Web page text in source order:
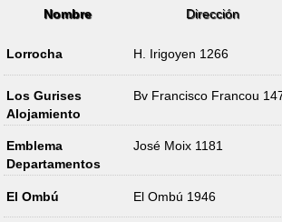
Nombre Dirección
Lorrocha H. Irigoyen 1266
Los Gurises
Alojamiento
Bv Francisco Francou
Emblema
Departamentos
José Moix 1181
El Ombú El Ombú 1946